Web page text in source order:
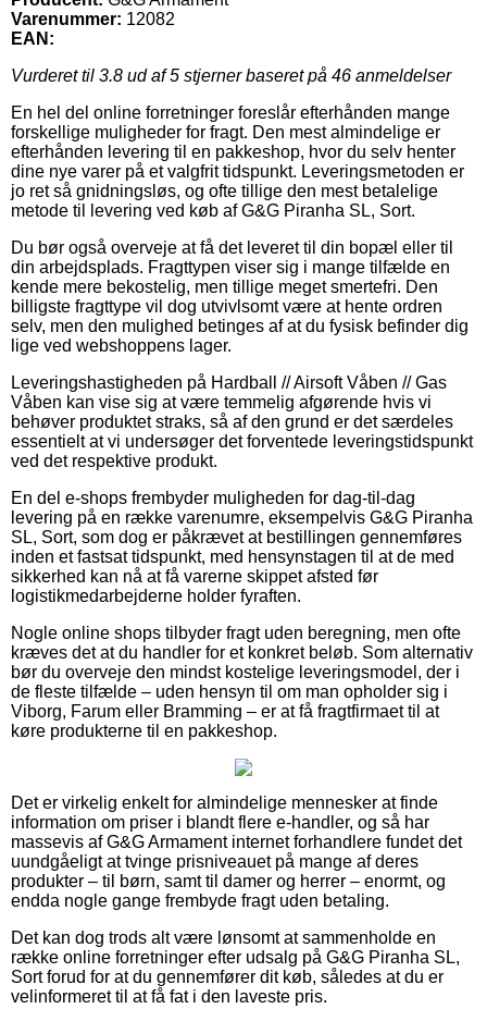
Varenummer: 12082
EAN:
Vurderet til 3.8 ud af 5 stjerner baseret på 46 anmeldelser
En hel del online forretninger foreslår efterhånden mange
forskellige muligheder for fragt. Den mest almindelige er
efterhånden levering til en pakkeshop, hvor du selv henter
dine nye varer på et valgfrit tidspunkt. Leveringsmetoden er
jo ret så gnidningsløs, og ofte tillige den mest betalelige
metode til levering ved køb af G&G Piranha SL, Sort.
Du bør også overveje at få det leveret til din bopæl eller til
din arbejdsplads. Fragttypen viser sig i mange tilfælde en
kende mere bekostelig, men tillige meget smertefri. Den
billigste fragttype vil dog utvivlsomt være at hente ordren
selv, men den mulighed betinges af at du fysisk befinder dig
lige ved webshoppens lager.
Leveringshastigheden på Hardball // Airsoft Våben // Gas
Våben kan vise sig at være temmelig afgørende hvis vi
behøver produktet straks, så af den grund er det særdeles
essentielt at vi undersøger det forventede leveringstidspunkt
ved det respektive produkt.
En del e-shops frembyder muligheden for dag-til-dag
levering på en række varenumre, eksempelvis G&G Piranha
SL, Sort, som dog er påkrævet at bestillingen gennemføres
inden et fastsat tidspunkt, med hensynstagen til at de med
sikkerhed kan nå at få varerne skippet afsted før
logistikmedarbejderne holder fyraften.
Nogle online shops tilbyder fragt uden beregning, men ofte
kræves det at du handler for et konkret beløb. Som alternativ
bør du overveje den mindst kostelige leveringsmodel, der i
de fleste tilfælde – uden hensyn til om man opholder sig i
Viborg, Farum eller Bramming – er at få fragtfirmaet til at
køre produkterne til en pakkeshop.
Det er virkelig enkelt for almindelige mennesker at finde
information om priser i blandt flere e-handler, og så har
massevis af G&G Armament internet forhandlere fundet det
uundgåeligt at tvinge prisniveauet på mange af deres
produkter – til børn, samt til damer og herrer – enormt, og
endda nogle gange frembyde fragt uden betaling.
Det kan dog trods alt være lønsomt at sammenholde en
række online forretninger efter udsalg på G&G Piranha SL,
Sort forud for at du gennemfører dit køb, således at du er
velinformeret til at få fat i den laveste pris.